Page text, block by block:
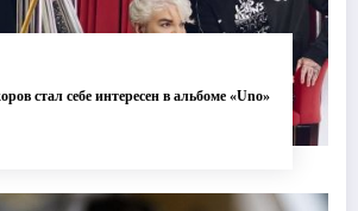
стал себе интересен в альбоме «Uno»